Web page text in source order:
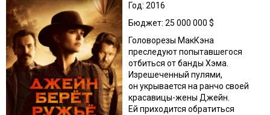
Год: 2016
Бюджет: 25 000 000 $
Головорезы МакКэна
преследуют попытавшегося
отбиться от банды Хэма.
Изрешеченный пулями,
он укрывается на ранчо своей
красавицы-жены Джейн.
Ей приходится обратиться